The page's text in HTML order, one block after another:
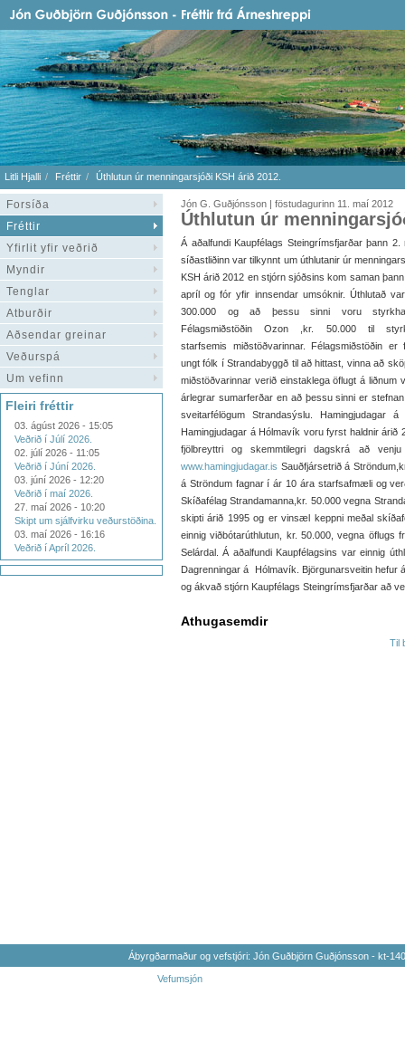
Litli Hjalli Fréttir Úthlutun úr menningarsjóði KSH árið 2012.
Forsíða
Fréttir
Yfirlit yfir veðrið
Myndir
Tenglar
Atburðir
Aðsendar greinar
Veðurspá
Um vefinn
Fleiri fréttir
03. ágúst 2026 - 15:05
Veðrið í Júlí 2026.
02. júlí 2026 - 11:05
Veðrið í Júní 2026.
03. júní 2026 - 12:20
Veðrið í maí 2026.
27. maí 2026 - 10:20
Skipt um sjálfvirku veðurstöðina.
03. maí 2026 - 16:16
Veðrið í Apríl 2026.
Jón G. Guðjónsson | föstudagurinn 11. maí 2012
Úthlutun úr
Á aðalfundi Kaupfélags Steingrímsfjarðar þann 2.
síðastliðinn var tilkynnt um úthlutanir úr
KSH árið 2012 en stjórn sjóðsins kom saman
apríl og fór yfir innsendar umsóknir. Úthlutað
300.000 og að þessu sinni voru
Félagsmiðstöðin Ozon ,kr. 50.000 til
starfsemis miðstöðvarinnar. Félagsmiðstöðin er
ungt fólk í Strandabyggð til að hittast, vinna að
miðstöðvarinnar verið einstaklega öflugt á liðnum
árlegrar sumarferðar en að þessu sinni er
sveitarfélögum Strandasýslu. Hamingjudagar
Hamingjudagar á Hólmavík voru fyrst haldnir árið
fjölbreyttri og skemmtilegri dagskrá að
www.hamingjudagar.is Sauðfjársetrið á
á Ströndum fagnar í ár 10 ára starfsafmæli og
Skíðafélag Strandamanna,kr. 50.000 vegna
skipti árið 1995 og er vinsæl keppni meðal
einnig viðbótarúthlutun, kr. 50.000, vegna öflugs
Selárdal. Á aðalfundi Kaupfélagsins var einnig
Dagrenningar á Hólmavík. Björgunarsveitin hefur
og ákvað stjórn Kaupfélags Steingrímsfjarðar að
Athugasemdir
Til
Ábyrgðarmaður og vefstjóri: Jón Guðbjörn Guðjónsson - kt-
Vefumsjón